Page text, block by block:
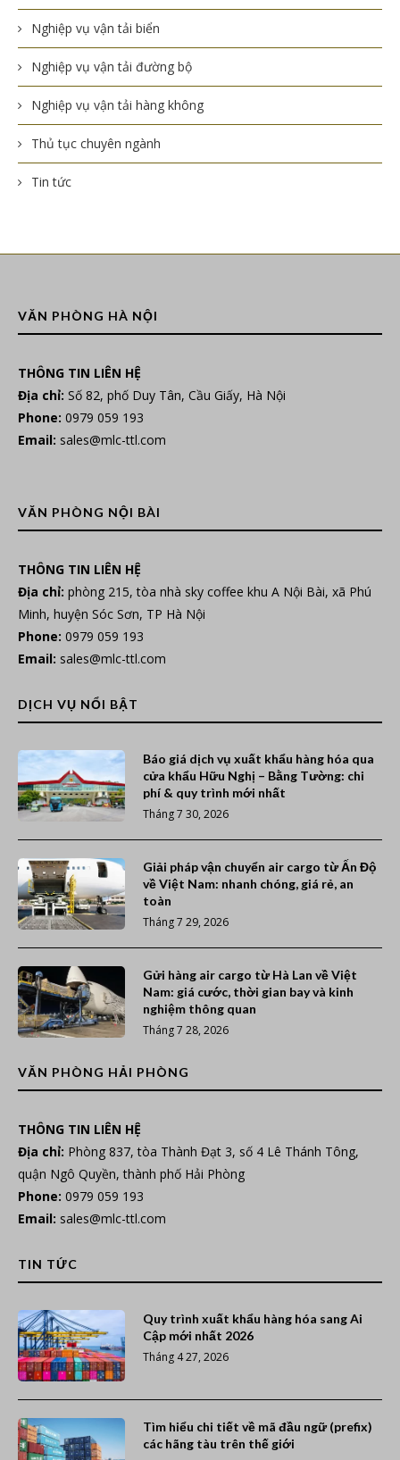
Nghiệp vụ vận tải biển
Nghiệp vụ vận tải đường bộ
Nghiệp vụ vận tải hàng không
Thủ tục chuyên ngành
Tin tức
VĂN PHÒNG HÀ NỘI
THÔNG TIN LIÊN HỆ
Địa chỉ: Số 82, phố Duy Tân, Cầu Giấy, Hà Nội
Phone: 0979 059 193
Email: sales@mlc-ttl.com
VĂN PHÒNG NỘI BÀI
THÔNG TIN LIÊN HỆ
Địa chỉ: phòng 215, tòa nhà sky coffee khu A Nội Bài, xã Phú
Minh, huyện Sóc Sơn, TP Hà Nội
Phone: 0979 059 193
Email: sales@mlc-ttl.com
DỊCH VỤ NỔI BẬT
Báo giá dịch vụ xuất khẩu hàng hóa qua
cửa khẩu Hữu Nghị – Bằng Tường: chi
phí & quy trình mới nhất
Tháng 7 30, 2026
Giải pháp vận chuyển air cargo từ Ấn Độ
về Việt Nam: nhanh chóng, giá rẻ, an
toàn
Tháng 7 29, 2026
Gửi hàng air cargo từ Hà Lan về Việt
Nam: giá cước, thời gian bay và kinh
nghiệm thông quan
Tháng 7 28, 2026
VĂN PHÒNG HẢI PHÒNG
THÔNG TIN LIÊN HỆ
Địa chỉ: Phòng 837, tòa Thành Đạt 3, số 4 Lê Thánh Tông,
quận Ngô Quyền, thành phố Hải Phòng
Phone: 0979 059 193
Email: sales@mlc-ttl.com
TIN TỨC
Quy trình xuất khẩu hàng hóa sang Ai
Cập mới nhất 2026
Tháng 4 27, 2026
Tìm hiểu chi tiết về mã đầu ngữ (prefix)
các hãng tàu trên thế giới